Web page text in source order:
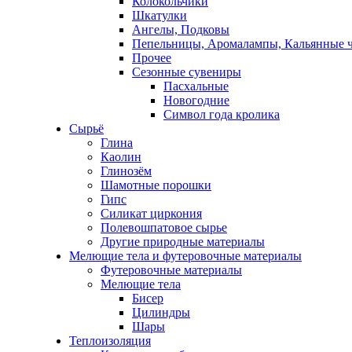
Шкатулки
Ангелы, Подковы
Пепельницы, Аромалампы, Кальянные
Прочее
Сезонные сувениры
Пасхальные
Новогодние
Символ года кролика
Сырьё
Глина
Каолин
Глинозём
Шамотные порошки
Гипс
Силикат циркония
Полевошпатовое сырье
Другие природные материалы
Мелющие тела и футеровочные материалы
Футеровочные материалы
Мелющие тела
Бисер
Цилиндры
Шары
Теплоизоляция